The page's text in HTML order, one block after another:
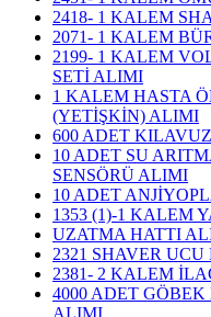
2418- 1 KALEM
2071- 1 KALEM
2199- 1 KALEM
SETİ ALIMI
1 KALEM HASTA
(YETİŞKİN) ALIMI
600 ADET
10 ADET SU
SENSÖRÜ ALIMI
10 ADET
1353 (1)-1 KALEM
UZATMA HATTI
2321 SHAVER
2381- 2 KALEM
4000 ADET
ALIMI